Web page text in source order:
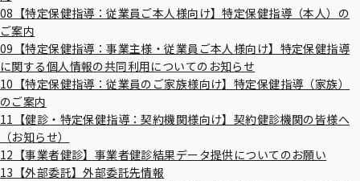
メ
ー
サ
メ
ニ
08【特定保健指導：従業員ご本人様向け】特定保健指導（本人）の
ご案内
09【特定保健指導：事業主様・従業員ご本人様向け】特定保健指導
に関する個人情報の共同利用についてのお知らせ
10【特定保健指導：従業員のご家族様向け】特定保健指導（家族）
のご案内
11【健診・特定保健指導：契約機関様向け】契約健診機関の皆様へ
（お知らせ）
12【事業者健診】事業者健診結果データ提供についてのお願い
13【外部委託】外部委託先情報
データのダウンロード）
03【健診：事業主様・被保険者（従業
員ご本人）様向け】よくあるご質問